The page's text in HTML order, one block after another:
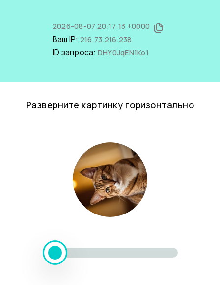
2026-08-07 20:17:13 +0000
Ваш IP: 216.73.216.238
ID запроса: DHY0JqEN1Ko1
Разверните картинку горизонтально